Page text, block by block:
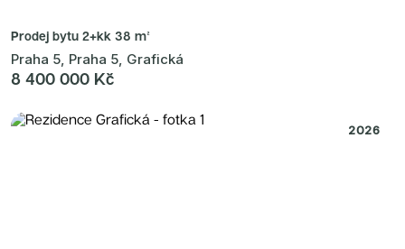
Prodej bytu 2+kk 38 m²
Praha 5, Praha 5, Grafická
8 400 000 Kč
2026